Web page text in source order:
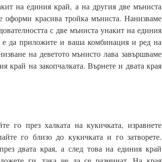
на единия край, а на другия две мъниста
оформи красива тройка мъниста. Нанизваме
с две мъниста унакит на единия
да приложите и ваша комбинация и ред на
на деветото мънисто лава завършваме
край на закопчалката. Върнете и двата края
го през халката на кукичката, изравнете
го близо до кукичката и го затворете.
двата края, а след това на единия край